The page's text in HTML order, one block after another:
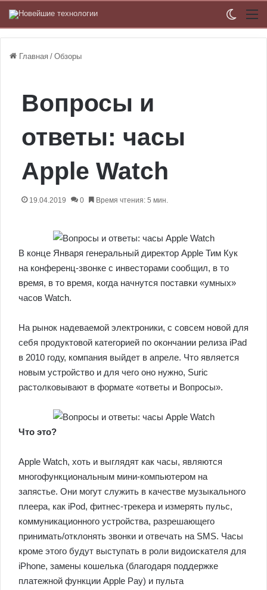
Главная / Обзоры
Вопросы и
ответы: часы
Apple Watch
19.04.2019 0 Время чтения: 5 мин.
В конце Января генеральный директор Apple Тим Кук
на конференц-звонке с инвесторами сообщил, в то
время, в то время, когда начнутся поставки «умных»
часов Watch.
На рынок надеваемой электроники, с совсем новой для
себя продуктовой категорией по окончании релиза iPad
в 2010 году, компания выйдет в апреле. Что является
новым устройство и для чего оно нужно, Suric
растолковывают в формате «ответы и Вопросы».
Что это?
Apple Watch, хоть и выглядят как часы, являются
многофункциональным мини-компьютером на
запястье. Они могут служить в качестве музыкального
плеера, как iPod, фитнес-трекера и измерять пульс,
коммуникационного устройства, разрешающего
принимать/отклонять звонки и отвечать на SMS. Часы
кроме этого будут выступать в роли видоискателя для
iPhone, замены кошелька (благодаря поддержке
платежной функции Apple Pay) и пульта